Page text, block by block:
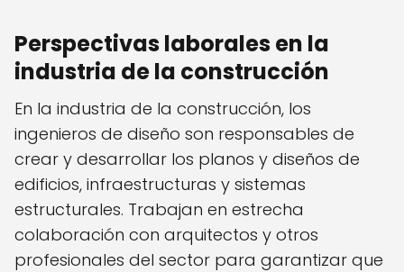
Perspectivas laborales en la
industria de la construcción
En la industria de la construcción, los
ingenieros de diseño son responsables de
crear y desarrollar los planos y diseños de
edificios, infraestructuras y sistemas
estructurales. Trabajan en estrecha
colaboración con arquitectos y otros
profesionales del sector para garantizar que